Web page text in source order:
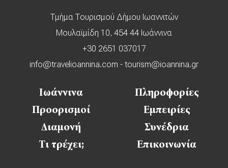
Τμήμα Τουρισμού Δήμου Ιωαννιτών
Μουλαϊμίδη 10, 454 44 Ιωάννινα
+30 2651 037017
info@travelioannina.com - tourism@ioannina.gr
Ιωάννινα
Πληροφορίες
Προορισμοί
Εμπειρίες
Διαμονή
Συνέδρια
Τι τρέχει;
Επικοινωνία